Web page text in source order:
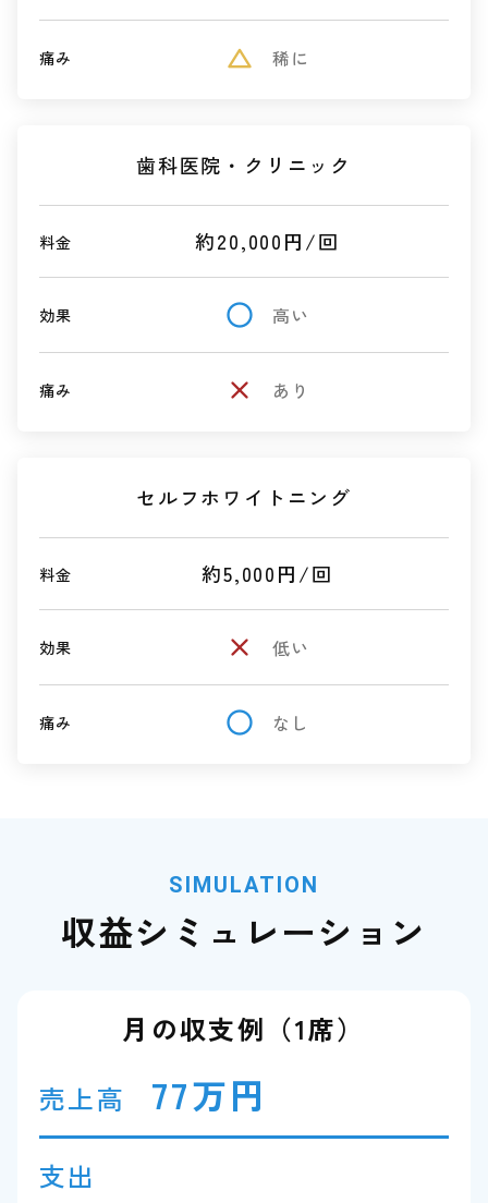
痛み change_history 稀に
歯科医院・クリニック
料金 約20,000円/回
効果 radio_button_unchecked 高い
痛み close あり
セルフホワイトニング
料金 約5,000円/回
効果 close 低い
痛み radio_button_unchecked なし
SIMULATION
収益シミュレーション
月の収支例（1席）
売上高
77万円
支出